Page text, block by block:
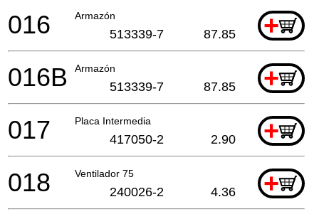
Armazón +
016 513339-7 87.85
Armazón +
016B 513339-7 87.85
Placa Intermedia +
017 417050-2 2.90
Ventilador 75 +
018 240026-2 4.36